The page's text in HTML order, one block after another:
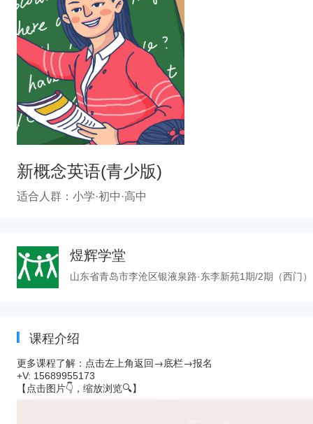
新概念英语(青少版)
适合人群：小学·初中·高中
煜辉学堂
山东省青岛市李沧区银液泉路·东李新苑1期/2期（西门）
课程介绍
更多课程了解： 点击左上角返回→底栏→报名
+V: 15689955173
【点击图片👇，缩放浏览🔍】